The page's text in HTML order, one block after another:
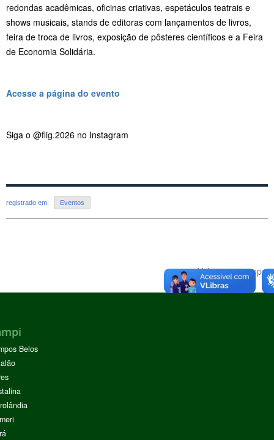
redondas acadêmicas, oficinas criativas, espetáculos teatrais e
shows musicais, stands de editoras com lançamentos de livros,
feira de troca de livros, exposição de pôsteres científicos e a Feira
de Economia Solidária.
Acesse a página do evento
Siga o @flig.2026 no Instagram
registrado em: Eventos
Voltar para o topo
Belos